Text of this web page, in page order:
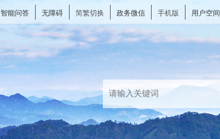
智能问答 无障碍 简繁切换 政务微信 手机版 用户空间